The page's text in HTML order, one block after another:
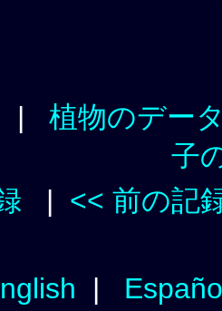
| 植物のデー
子
| << 前の記
|